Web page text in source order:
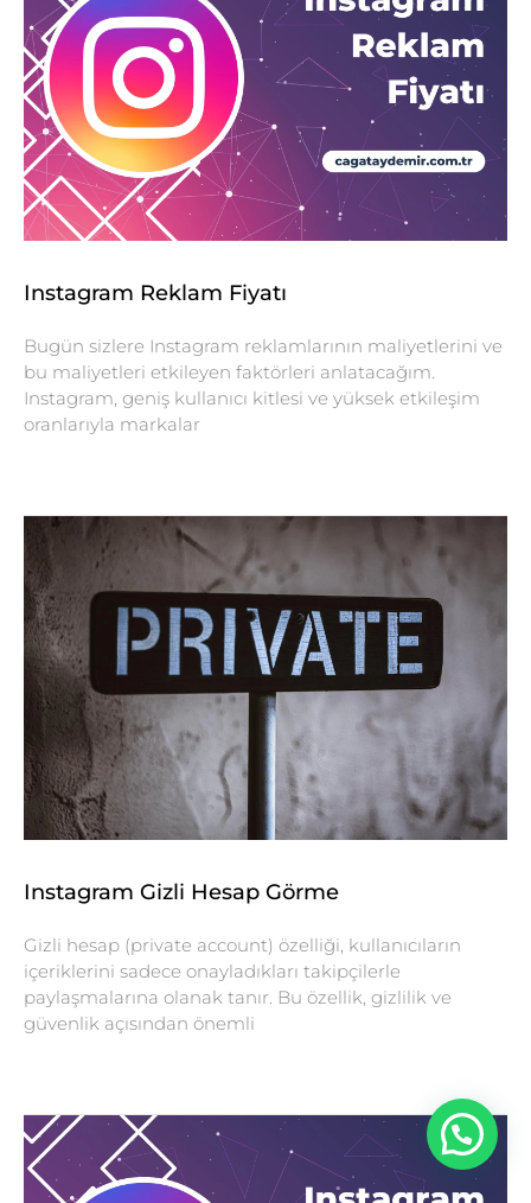
Instagram Reklam Fiyatı
Bugün sizlere Instagram reklamlarının maliyetlerini ve
bu maliyetleri etkileyen faktörleri anlatacağım.
Instagram, geniş kullanıcı kitlesi ve yüksek etkileşim
oranlarıyla markalar
Instagram Gizli Hesap Görme
Gizli hesap (private account) özelliği, kullanıcıların
içeriklerini sadece onayladıkları takipçilerle
paylaşmalarına olanak tanır. Bu özellik, gizlilik ve
güvenlik açısından önemli